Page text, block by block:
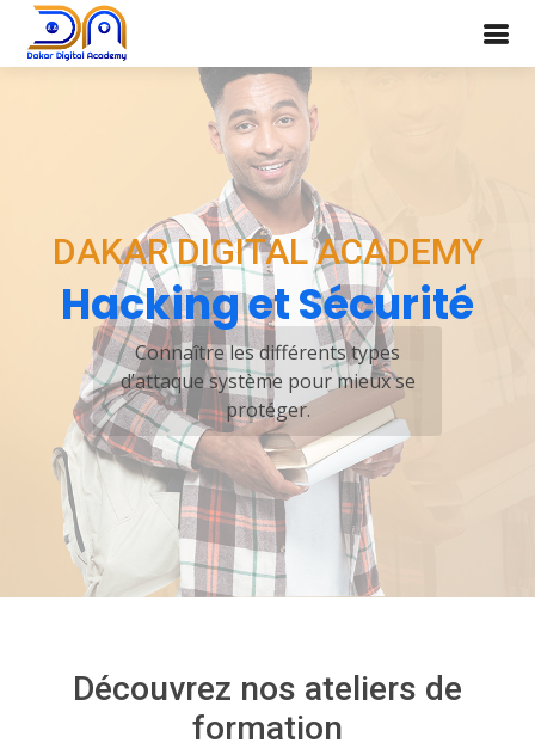
DAKAR DIGITAL ACADEMY
Hacking et Sécurité
Connaître les différents types
d’attaque système pour mieux se
protéger.
Découvrez nos ateliers de
formation